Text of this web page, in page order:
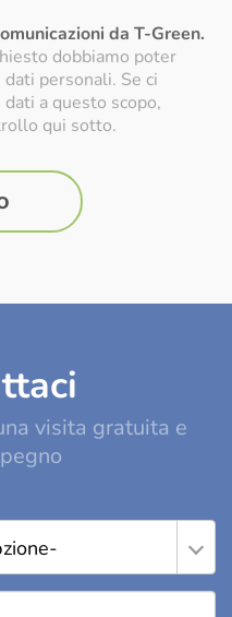
da T-Green.
dobbiamo poter
personali. Se ci
a questo scopo,
qui sotto.
visita gratuita e